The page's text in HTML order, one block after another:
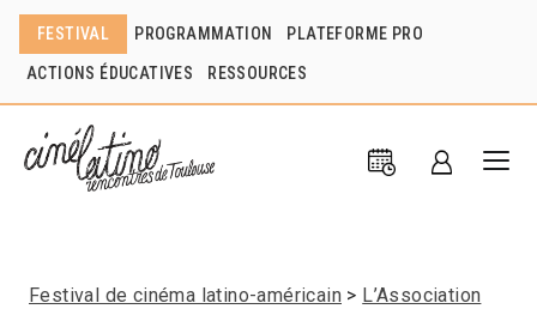
FESTIVAL PROGRAMMATION PLATEFORME PRO
ACTIONS ÉDUCATIVES RESSOURCES
Festival de cinéma latino-américain
L’Association